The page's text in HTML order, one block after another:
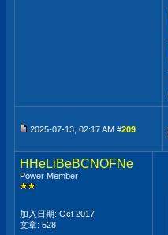
2025-07-13, 02:17 AM #209
HHeLiBeBCNOFNe
Power Member
加入日期: Oct 2017
文章: 528